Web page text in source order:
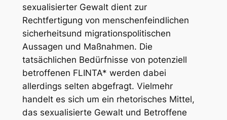
sexualisierter Gewalt dient zur
Rechtfertigung von menschenfeindlichen
sicherheitsund migrationspolitischen
Aussagen und Maßnahmen. Die
tatsächlichen Bedürfnisse von potenziell
betroffenen FLINTA* werden dabei
allerdings selten abgefragt. Vielmehr
handelt es sich um ein rhetorisches Mittel,
das sexualisierte Gewalt und Betroffene